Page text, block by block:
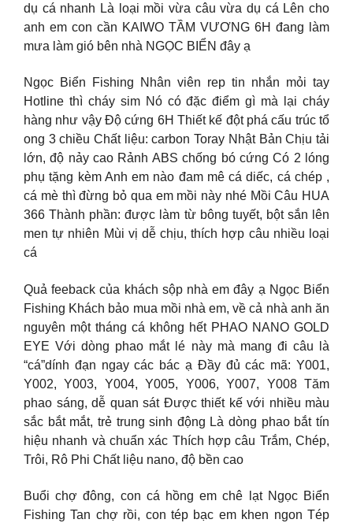
dụ cá nhanh Là loại mồi vừa câu vừa dụ cá Lên cho
anh em con cần KAIWO TẦM VƯƠNG 6H đang làm
mưa làm gió bên nhà NGỌC BIỂN đây ạ
Ngọc Biển Fishing Nhân viên rep tin nhắn mỏi tay
Hotline thì cháy sim Nó có đặc điểm gì mà lại cháy
hàng như vậy Độ cứng 6H Thiết kế đột phá cấu trúc tổ
ong 3 chiều Chất liệu: carbon Toray Nhật Bản Chịu tải
lớn, độ nảy cao Rảnh ABS chống bó cứng Có 2 lóng
phụ tặng kèm Anh em nào đam mê cá diếc, cá chép ,
cá mè thì đừng bỏ qua em mồi này nhé Mồi Câu HUA
366 Thành phần: được làm từ bông tuyết, bột sắn lên
men tự nhiên Mùi vị dễ chịu, thích hợp câu nhiều loại
cá
Quả feeback của khách sộp nhà em đây ạ Ngọc Biển
Fishing Khách bảo mua mồi nhà em, về cả nhà anh ăn
nguyên một tháng cá không hết PHAO NANO GOLD
EYE Với dòng phao mắt lé này mà mang đi câu là
“cá”dính đạn ngay các bác ạ Đầy đủ các mã: Y001,
Y002, Y003, Y004, Y005, Y006, Y007, Y008 Tăm
phao sáng, dễ quan sát Được thiết kế với nhiều màu
sắc bắt mắt, trẻ trung sinh động Là dòng phao bắt tín
hiệu nhanh và chuẩn xác Thích hợp câu Trắm, Chép,
Trôi, Rô Phi Chất liệu nano, độ bền cao
Buổi chợ đông, con cá hồng em chê lạt Ngọc Biển
Fishing Tan chợ rồi, con tép bạc em khen ngon Tép